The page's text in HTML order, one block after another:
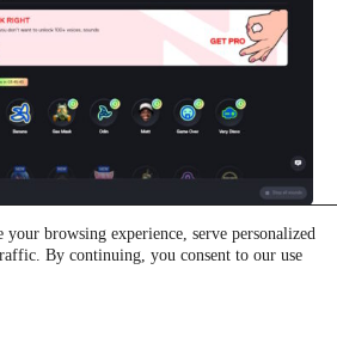
la función de clonación de voz,
y añadir efectos como
reverberaciones, vocoder y
varias voces para cualquier
your browsing experience, serve personalized
By continuing, you consent to our use